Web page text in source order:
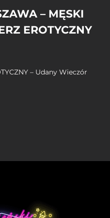
– MĘSKI
EROTYCZNY
– Udany Wieczór